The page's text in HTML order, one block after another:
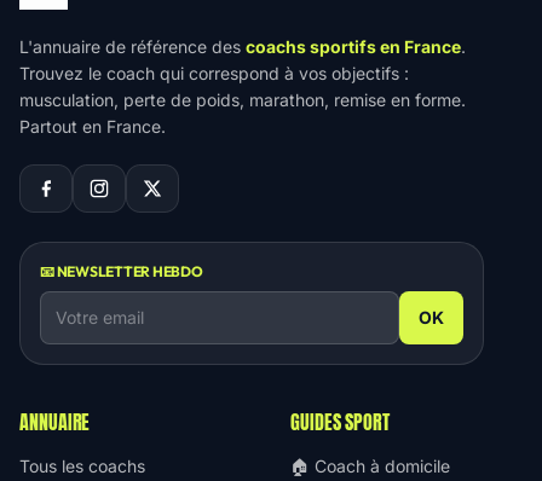
L'annuaire de référence des coachs sportifs en France.
Trouvez le coach qui correspond à vos objectifs :
musculation, perte de poids, marathon, remise en forme.
Partout en France.
📧 NEWSLETTER HEBDO
OK
ANNUAIRE
Tous les coachs
GUIDES SPORT
🏠 Coach à domicile